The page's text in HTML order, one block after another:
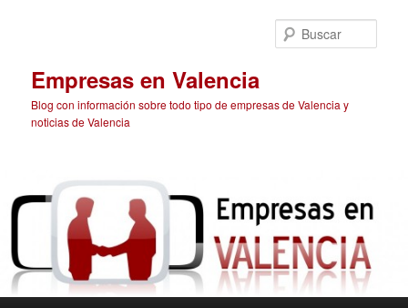
Empresas en Valencia
Blog con información sobre todo tipo de empresas de Valencia y
noticias de Valencia